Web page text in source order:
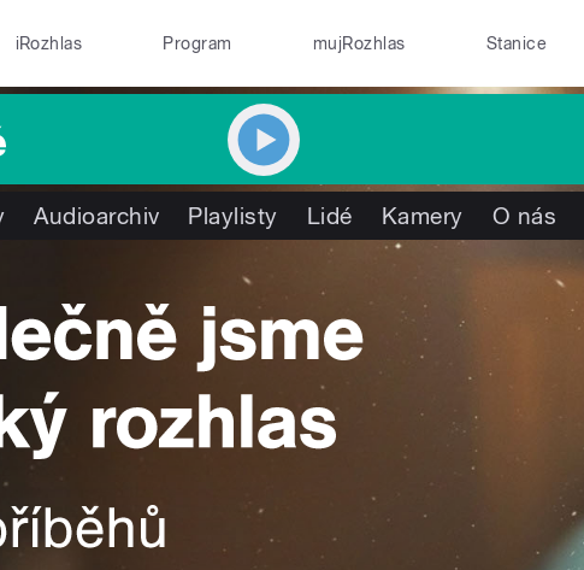
iRozhlas Program mujRozhlas Stanice
Audioarchiv Playlisty Lidé Kamery O nás